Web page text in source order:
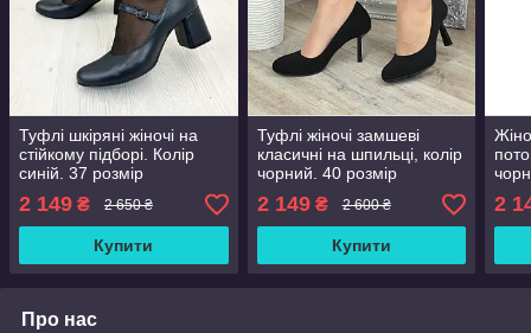
Туфлі шкіряні жіночі на
стійкому підборі. Колір
синій. 37 розмір
2 149 ₴ 2 650 ₴
Купити
Туфлі жіночі замшеві
класичні на шпильці, колір
чорний. 40 розмір
2 149₴ 2 600 ₴
Купити
2
Про нас